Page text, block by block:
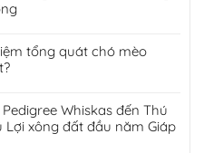
tổng quát chó mèo
Whiskas đến Thú
Lợi xông đất đầu năm Giáp